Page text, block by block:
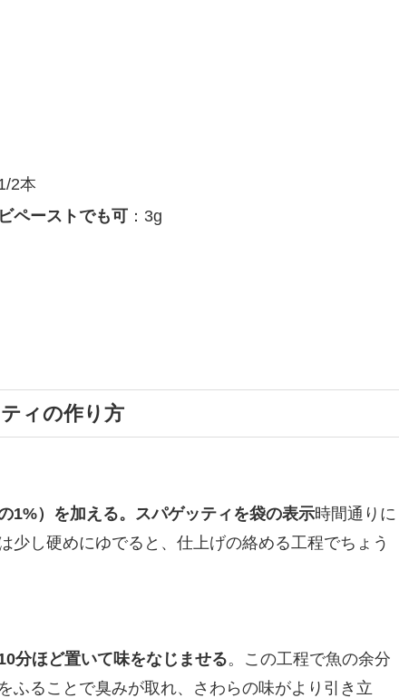
2本
ペーストでも可：3g
ィの作り方
1%）を加える。スパゲッティを袋の表示時間通りに
少し硬めにゆでると、仕上げの絡める工程でちょう
分ほど置いて味をなじませる。この工程で魚の余分
ふることで臭みが取れ、さわらの味がより引き立